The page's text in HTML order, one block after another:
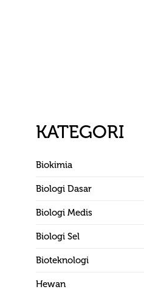
KATEGORI
Biokimia
Biologi Dasar
Biologi Medis
Biologi Sel
Bioteknologi
Hewan